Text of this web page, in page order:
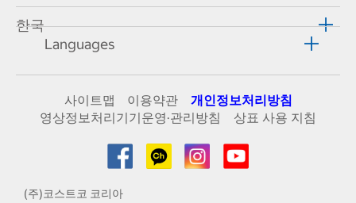
한국
Languages
사이트맵 이용약관
개인정보처리방침
영상정보처리기기운영·관리방침
상표 사용 지침
(주)코스트코 코리아